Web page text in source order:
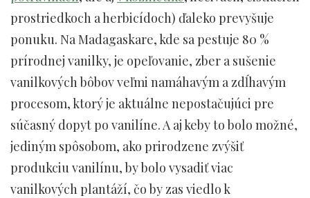
prostriedkoch a herbicídoch) ďaleko prevyšuje
ponuku. Na Madagaskare, kde sa pestuje 80 %
prírodnej vanilky, je opeľovanie, zber a sušenie
vanilkových bôbov veľmi namáhavým a zdĺhavým
procesom, ktorý je aktuálne nepostačujúci pre
súčasný dopyt po vanilíne. A aj keby to bolo možné,
jediným spôsobom, ako prirodzene zvýšiť
produkciu vanilínu, by bolo vysadiť viac
vanilkových plantáží, čo by zas viedlo k